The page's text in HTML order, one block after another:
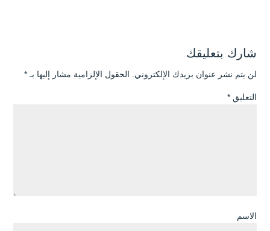
شارك بتعليقك
لن يتم نشر عنوان بريدك الإلكتروني. الحقول الإلزامية مشار إليها بـ *
التعليق *
الاسم